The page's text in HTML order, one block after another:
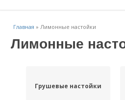
Главная »Лимонные настойки
Лимонные
Грушевые настойки